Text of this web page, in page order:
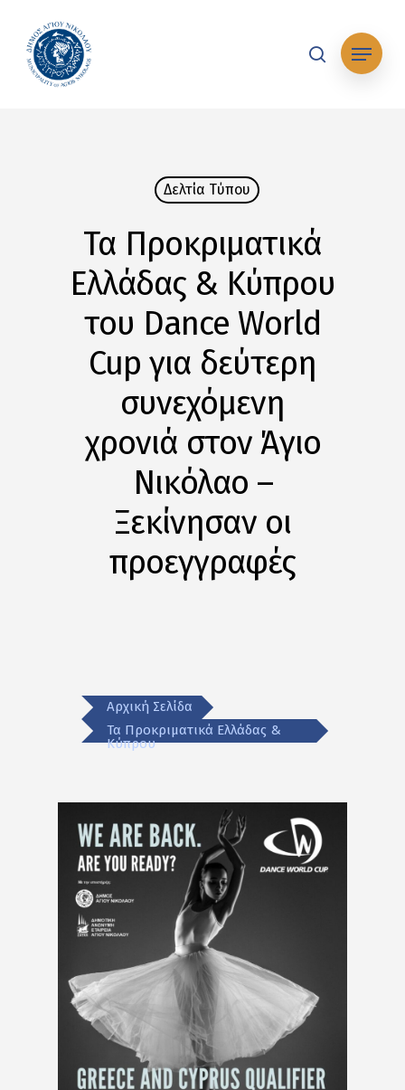
main
content
searchΜενού
Δελτία Tύπου
Τα Προκριματικά
Ελλάδας & Κύπρου
του Dance World
Cup για δεύτερη
συνεχόμενη
χρονιά στον Άγιο
Νικόλαο –
Ξεκίνησαν οι
προεγγραφές
Αρχική Σελίδα
Τα Προκριματικά Ελλάδας &
Κύπρου